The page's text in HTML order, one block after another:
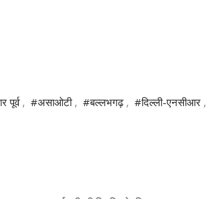
पूर्व,#असाओटी,#बल्लभगढ़,#दिल्ली-एनसीआर